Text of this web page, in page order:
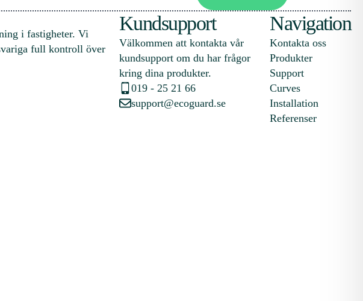
i fastigheter. Vi
full kontroll över
Kundsupport
Välkommen att kontakta vår
kundsupport om du har frågor
kring dina produkter.
019 - 25 21 66
support@ecoguard.se
Navigation
Kontakta oss
Produkter
Support
Curves
Installation
Referenser